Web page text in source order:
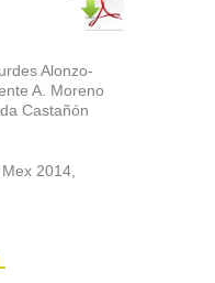
Alonzo-
A. Moreno
Castañón
2014,